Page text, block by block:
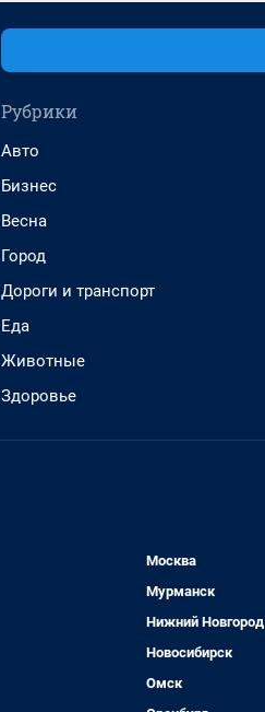
Рубрики
Авто
Бизнес
Весна
Город
Дороги и транспорт
Еда
Животные
Здоровье
Москва
Мурманск
Нижний Новгород
Новосибирск
Омск